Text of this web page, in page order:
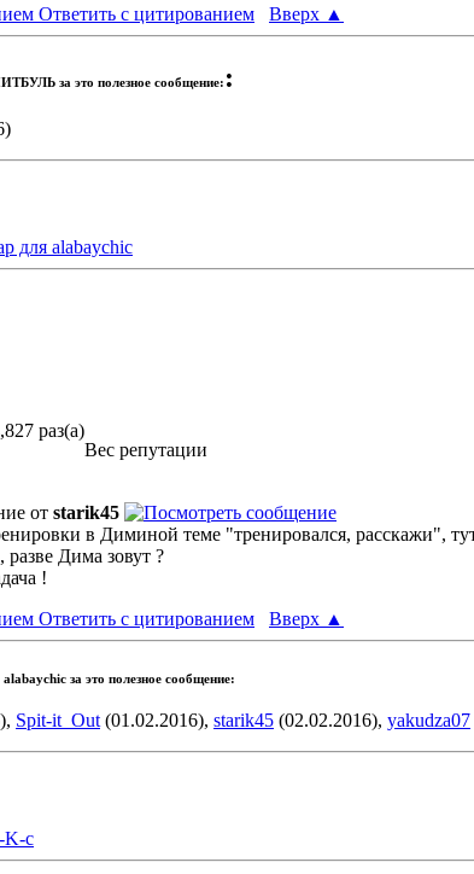
Ответить с цитированием Вверх ▲
за это полезное сообщение: :
раз(а)
Вес репутации
от starik45
в Диминой теме "тренировался, расскажи",
Дима зовут ?
!
Ответить с цитированием
Вверх ▲
за это полезное сообщение:
Spit-it_Out (01.02.2016), starik45 (02.02.2016), yakudza07